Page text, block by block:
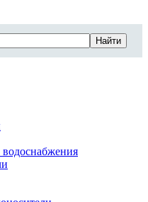
Найти